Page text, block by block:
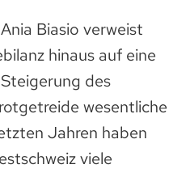
Biasio verweist
hinaus auf eine
des
wesentliche
Jahren haben
viele